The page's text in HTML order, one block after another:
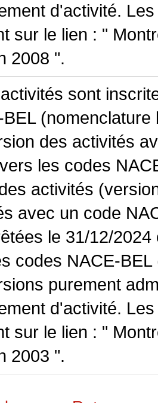
d'activité.
sur le lien : "
2008 ".
sont
BEL
des activités
les codes
activités
avec un code
le 31/12/
codes NACE-
purement
d'activité.
sur le lien : "
2003 ".